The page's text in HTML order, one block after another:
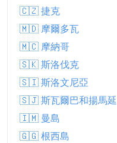
週五 14. 8月
Sunny
🇨🇿 捷克
🇲🇩 摩爾多瓦
🇲🇨 摩納哥
🇸🇰 斯洛伐克
🇸🇮 斯洛文尼亞
🇸🇯 斯瓦爾巴和揚馬延
🇮🇲 曼島
🇬🇬 根西島